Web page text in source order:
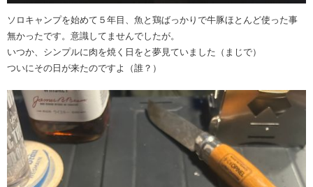
ソロキャンプを始めて５年目、魚と鶏ばっかりで牛豚ほとんど使った事
無かったです。意識してませんでしたが。
いつか、シンプルに肉を焼く日をと夢見ていました（まじで）
ついにその日が来たのですよ（誰？）